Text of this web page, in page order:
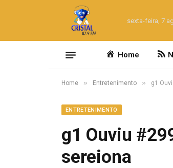
sexta-feira, 7
Home
Home » Entretenimento » g1
ENTRETENIMENTO
g1 Ouviu
sereiona